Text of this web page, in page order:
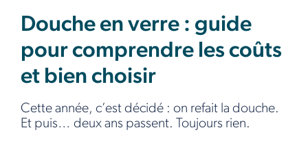
Douche en verre : guide
pour comprendre les coûts
et bien choisir
Cette année, c’est décidé : on refait la douche.
Et puis… deux ans passent. Toujours rien.